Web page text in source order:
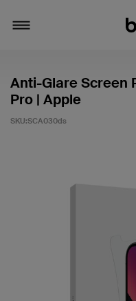
Anti-Glare Screen
Pro | Apple
SKU:SCA030ds